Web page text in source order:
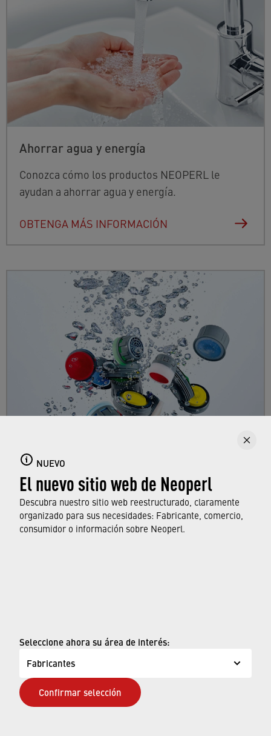
NUEVO
El nuevo sitio web de Neoperl
Descubra nuestro sitio web reestructurado, claramente
organizado para sus necesidades: Fabricante, comercio,
consumidor o información sobre Neoperl.
Seleccione ahora su área de interés:
Fabricantes
Confirmar selección
Ahorrar agua y energía
Conozca cómo los productos NEOPERL le
ayudan a ahorrar agua y energía.
OBTENGA MÁS INFORMACIÓN
Aquí puede encontrar todo sobre los
aireadores de grifo, sus características y
funciones, y qué normas y aprobaciones
cumplen.
Aviso legal
Página de privacidad